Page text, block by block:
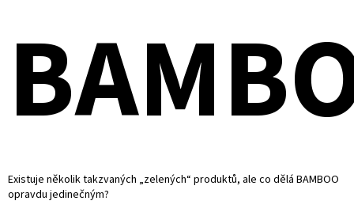
Existuje několik takzvaných „zelených“ produktů, ale co dělá BAMBOO
opravdu jedinečným?